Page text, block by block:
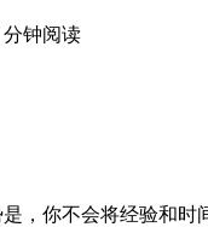
分钟阅读
，你不会将经验和